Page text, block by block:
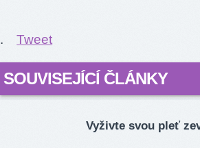
.
Tweet
SOUVISEJÍCÍ ČLÁNKY
Vyživte svou pleť